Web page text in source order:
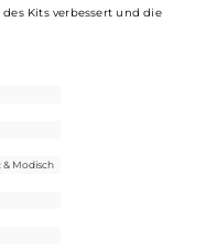
das Uwell Crown M Pod
technischen Daten,
1000 mAh Akku,
Leistung von 5 bis 35
ein 4,0 ml Tankvolumen,
und die Pro-FOCS
das Uwell Crown M Pod